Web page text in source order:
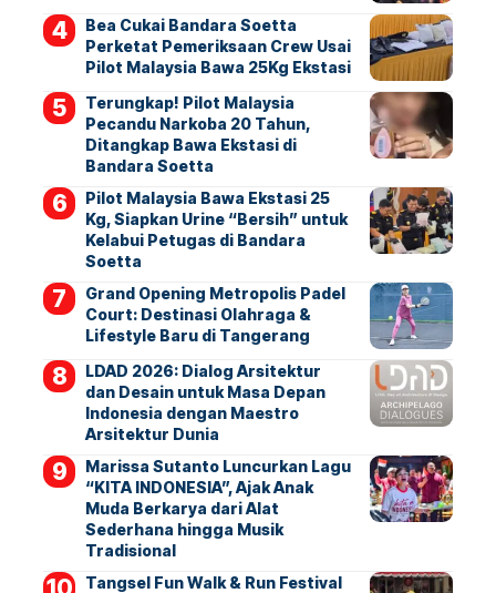
Bea Cukai Bandara Soetta
Perketat Pemeriksaan Crew Usai
Pilot Malaysia Bawa 25Kg Ekstasi
Terungkap! Pilot Malaysia
Pecandu Narkoba 20 Tahun,
Ditangkap Bawa Ekstasi di
Bandara Soetta
Pilot Malaysia Bawa Ekstasi 25
Kg, Siapkan Urine “Bersih” untuk
Kelabui Petugas di Bandara
Soetta
Grand Opening Metropolis Padel
Court: Destinasi Olahraga &
Lifestyle Baru di Tangerang
LDAD 2026: Dialog Arsitektur
dan Desain untuk Masa Depan
Indonesia dengan Maestro
Arsitektur Dunia
Marissa Sutanto Luncurkan Lagu
“KITA INDONESIA”, Ajak Anak
Muda Berkarya dari Alat
Sederhana hingga Musik
Tradisional
Tangsel Fun Walk & Run Festival